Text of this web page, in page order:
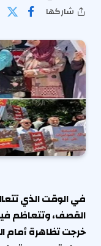
شاركها
في الوقت الذي
القصف، وتتعاظم
خرجت تظاهرة أمام